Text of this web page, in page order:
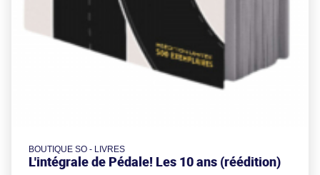
BOUTIQUE SO - LIVRES
L'intégrale de Pédale! Les 10 ans (réédition)